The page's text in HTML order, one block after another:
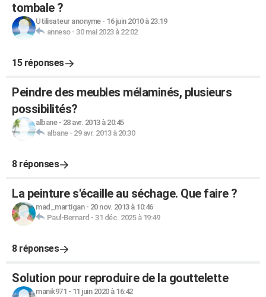
tombale ?
Utilisateur anonyme- 16 juin 2010 à 23:19
anneso- 30 mai 2023 à 22:02
15 réponses
Peindre des meubles mélaminés, plusieurs
possibilités?
albane- 28 avr. 2013 à 20:45
albane- 29 avr. 2013 à 20:30
8 réponses
La peinture s'écaille au séchage. Que faire ?
mad_martigan- 20 nov. 2013 à 10:46
Paul-Bernard - 31 déc. 2025 à 19:49
8 réponses
Solution pour reproduire de la gouttelette
manik971 - 11 juin 2020 à 16:42